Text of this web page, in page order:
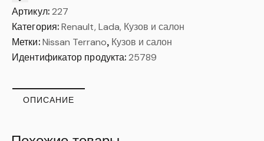
Артикул: 227
Категория:Renault, Lada, Кузов и салон
Метки: Nissan Terrano, Кузов и салон
Идентификатор продукта:25789
ОПИСАНИЕ